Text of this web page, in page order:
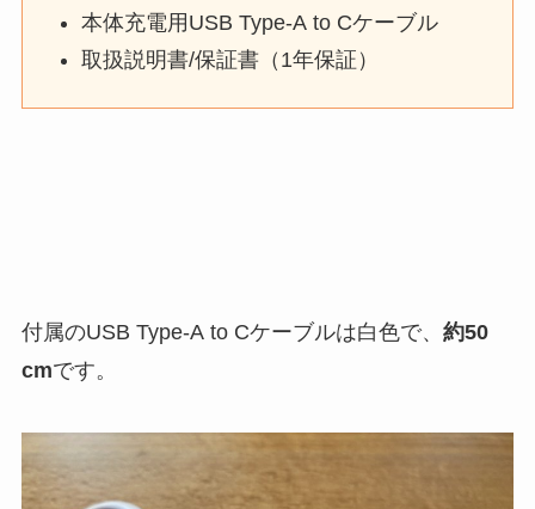
本体充電用USB Type-A to Cケーブル
取扱説明書/保証書（1年保証）
付属のUSB Type-A to Cケーブルは白色で、 約50
cmです。